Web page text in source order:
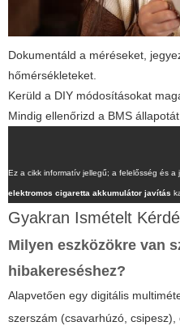
Dokumentáld a méréseket,
hőmérsékleteket.
Kerüld a DIY módosításokat
Mindig ellenőrizd a BMS állapotát.
Ez a cikk informatív jellegű; a felelősség és
elektromos cigaretta akkumulátor javítás
Gyakran Ismételt
Milyen eszközökre van
hibakereséshez?
Alapvetően egy digitális
szerszám (csavarhúzó,